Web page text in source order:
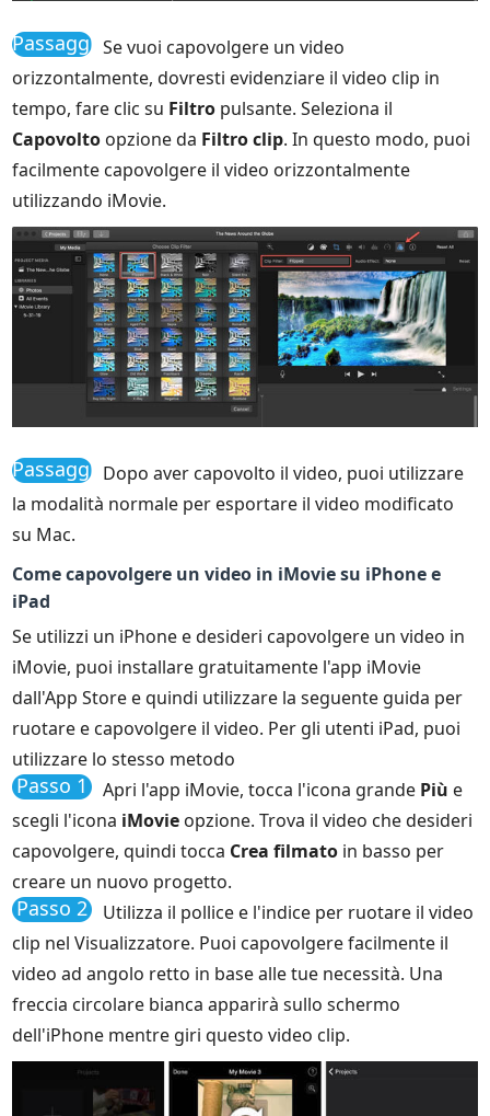
Passaggio
3
Se vuoi capovolgere un video
orizzontalmente, dovresti evidenziare il video clip in
tempo, fare clic su Filtro pulsante. Seleziona il
Capovolto opzione da Filtro clip. In questo modo, puoi
facilmente capovolgere il video orizzontalmente
utilizzando iMovie.
Passaggio
4
Dopo aver capovolto il video, puoi utilizzare
la modalità normale per esportare il video modificato
su Mac.
Come capovolgere un video in iMovie su iPhone e
iPad
Se utilizzi un iPhone e desideri capovolgere un video in
iMovie, puoi installare gratuitamente l'app iMovie
dall'App Store e quindi utilizzare la seguente guida per
ruotare e capovolgere il video. Per gli utenti iPad, puoi
utilizzare lo stesso metodo
Passo 1 Apri l'app iMovie, tocca l'icona grande Più e
scegli l'icona iMovie opzione. Trova il video che desideri
capovolgere, quindi tocca Crea filmato in basso per
creare un nuovo progetto.
Passo 2
Utilizza il pollice e l'indice per ruotare il video
clip nel Visualizzatore. Puoi capovolgere facilmente il
video ad angolo retto in base alle tue necessità. Una
freccia circolare bianca apparirà sullo schermo
dell'iPhone mentre giri questo video clip.